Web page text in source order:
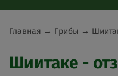
Главная → Грибы →
Шиитаке -